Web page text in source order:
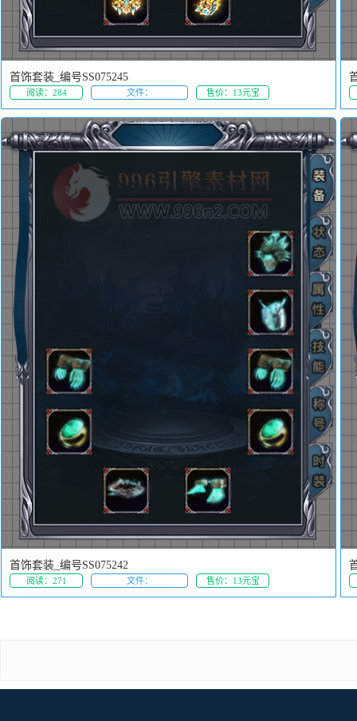
首饰套装_编号SS075245
阅读：284 文件： 售价：13元宝
首饰套装_编号SS075242
阅读：271 文件： 售价：13元宝